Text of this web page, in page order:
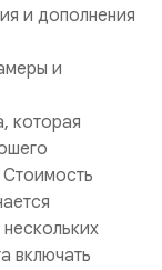
и дополнения
и
которая
включать